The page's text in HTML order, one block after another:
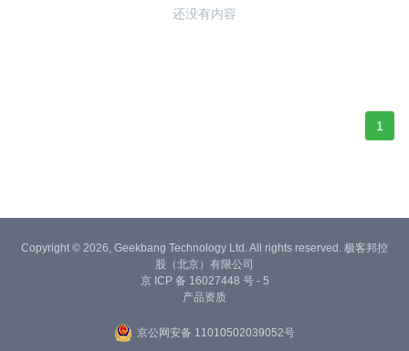
还没有内容
1
Copyright © 2026, Geekbang Technology Ltd. All rights reserved. 极客邦控
股（北京）有限公司
京 ICP 备 16027448 号 - 5
产品资质
京公网安备 11010502039052号